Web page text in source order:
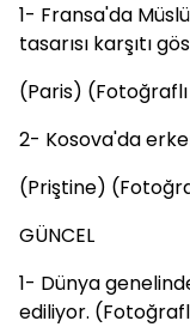
1- Fransa'da
tasarısı karşıtı
(Paris)
2- Kosova'da
(Priştine)
GÜNCEL
1- Dünya
ediliyor.